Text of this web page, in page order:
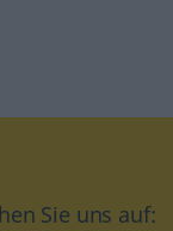
Sie uns auf: